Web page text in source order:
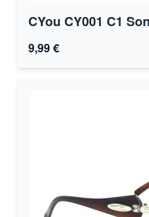
CYou CY001 C1
9,99 €